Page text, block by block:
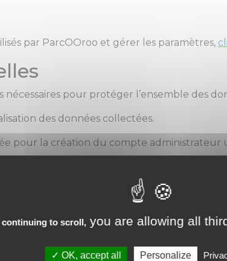
par ParcOOroo et gérer les paramètres,
pour protéger l’ensemble des
des données collectées.
pour la création du compte administrateur
la création des comptes formateurs sont
par Parcooroo concernant les
de formation se fait par la transmission de
à Parcooroo, l'inscription des
Procertif. Dans ce second cas, c'est la
continuing to scroll,you are allowing all
OK, accept all Personalize